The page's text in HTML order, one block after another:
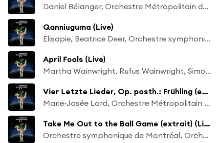
Daniel Bélanger, Orchestre Métropolitain de Montréal & Simon Leclerc
Qanniuguma (Live)
Elisapie, Beatrice Deer, Orchestre symphonique de Montréal & Simon Leclerc
April Fools (Live)
Martha Wainwright, Rufus Wainwright, Simon Leclerc & Orchestre Métropolitain de Montréal
Vier Letzte Lieder, Op. posth.: Frühling (extrait) (Live)
Marie-Josée Lord, Orchestre Métropolitain de Montréal & Simon Leclerc
Take Me Out to the Ball Game (extrait) (Live)
Orchestre symphonique de Montréal, Orchestre Métropolitain de Montréal, Orchestre symphonique de McGill & Simon Leclerc